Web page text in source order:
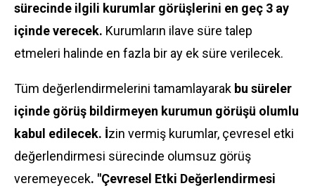
sürecinde ilgili kurumlar görüşlerini en geç 3 ay
içinde verecek. Kurumların ilave süre talep
etmeleri halinde en fazla bir ay ek süre verilecek.
Tüm değerlendirmelerini tamamlayarak bu süreler
içinde görüş bildirmeyen kurumun görüşü olumlu
kabul edilecek. İzin vermiş kurumlar, çevresel etki
değerlendirmesi sürecinde olumsuz görüş
veremeyecek. "Çevresel Etki Değerlendirmesi